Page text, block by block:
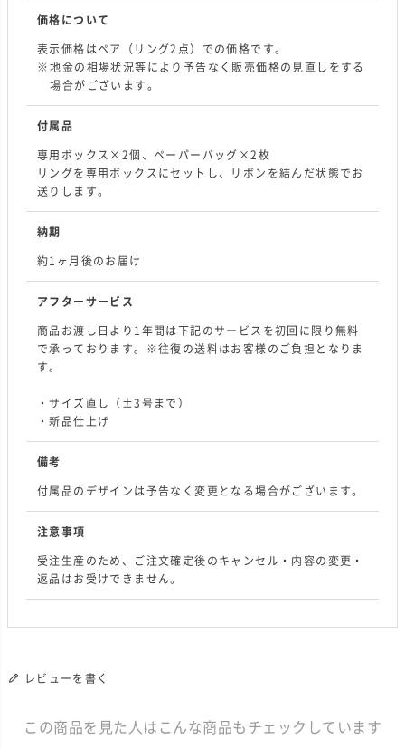
価格について
表示価格はペア（リング2点）での価格です。
地金の相場状況等により予告なく販売価格の見直しをする
場合がございます。
付属品
専用ボックス×2個、ペーパーバッグ×2枚
リングを専用ボックスにセットし、リボンを結んだ状態でお
送りします。
納期
約1ヶ月後のお届け
アフターサービス
商品お渡し日より1年間は下記のサービスを初回に限り無料
で承っております。※往復の送料はお客様のご負担となりま
す。
・サイズ直し（±3号まで）
・新品仕上げ
備考
付属品のデザインは予告なく変更となる場合がございます。
注意事項
受注生産のため、ご注文確定後のキャンセル・内容の変更・
返品はお受けできません。
レビューを書く
この商品を見た人はこんな商品もチェックしています